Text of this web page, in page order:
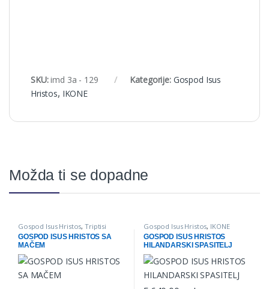
SKU:imd 3a - 129 Kategorije: Gospod Isus
Hristos, IKONE
Možda ti se dopadne
Gospod Isus Hristos,Triptisi
GOSPOD ISUS HRISTOS SA
MAČEM
Gospod Isus Hristos, IKONE
GOSPOD ISUS HRISTOS
HILANDARSKI SPASITELJ